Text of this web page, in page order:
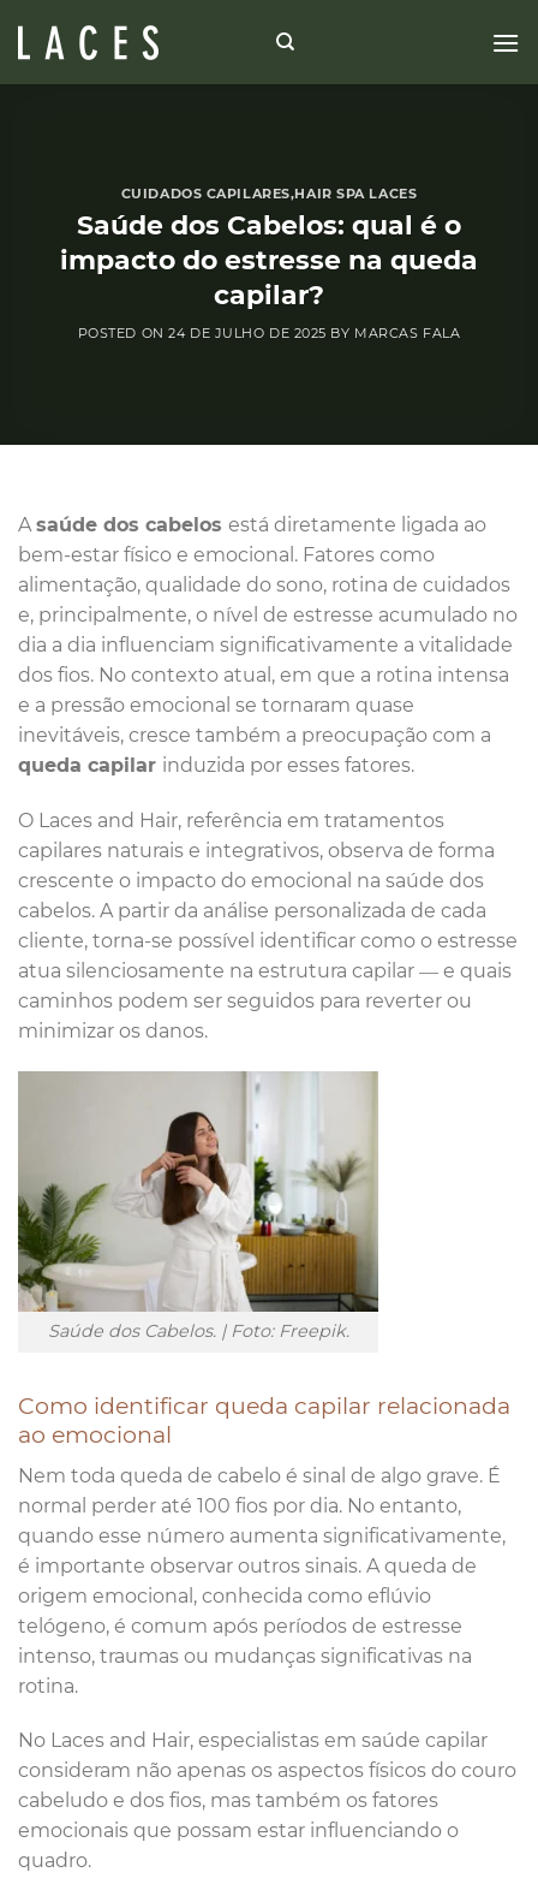
CUIDADOS CAPILARES,HAIR SPA LACES
Saúde dos Cabelos: qual é o
impacto do estresse na queda
capilar?
POSTED ON24 DE JULHO DE 2025 BY MARCAS FALA
Asaúde dos cabelos está diretamente ligada ao
bem-estar físico e emocional. Fatores como
alimentação, qualidade do sono, rotina de cuidados
e, principalmente, o nível de estresse acumulado no
dia a dia influenciam significativamente a vitalidade
dos fios. No contexto atual, em que a rotina intensa
e a pressão emocional se tornaram quase
inevitáveis, cresce também a preocupação com a
queda capilar induzida por esses fatores.
O Laces and Hair, referência em tratamentos
capilares naturais e integrativos, observa de forma
crescente o impacto do emocional na saúde dos
cabelos. A partir da análise personalizada de cada
cliente, torna-se possível identificar como o estresse
atua silenciosamente na estrutura capilar — e quais
caminhos podem ser seguidos para reverter ou
minimizar os danos.
Saúde dos Cabelos. | Foto: Freepik.
Como identificar queda capilar relacionada
ao emocional
Nem toda queda de cabelo é sinal de algo grave. É
normal perder até 100 fios por dia. No entanto,
quando esse número aumenta significativamente,
é importante observar outros sinais. A queda de
origem emocional, conhecida como eflúvio
telógeno, é comum após períodos de estresse
intenso, traumas ou mudanças significativas na
rotina.
No Laces and Hair, especialistas em saúde capilar
consideram não apenas os aspectos físicos do couro
cabeludo e dos fios, mas também os fatores
emocionais que possam estar influenciando o
quadro.